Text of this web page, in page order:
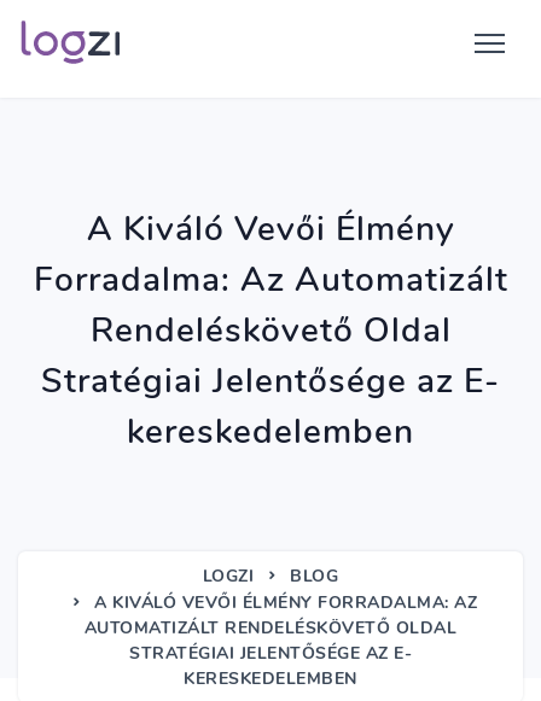
A Kiváló Vevői Élmény
Forradalma: Az Automatizált
Rendeléskövető Oldal
Stratégiai Jelentősége az E-
kereskedelemben
LOGZI
BLOG
A KIVÁLÓ VEVŐI ÉLMÉNY FORRADALMA: AZ
AUTOMATIZÁLT RENDELÉSKÖVETŐ OLDAL
STRATÉGIAI JELENTŐSÉGE AZ E-
KERESKEDELEMBEN